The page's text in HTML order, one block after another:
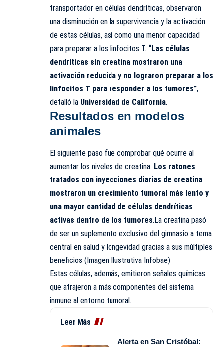
transportador en células dendríticas, observaron
una disminución en la supervivencia y la activación
de estas células, así como una menor capacidad
para preparar a los linfocitos T. “Las células
dendríticas sin creatina mostraron una
activación reducida y no lograron preparar a los
linfocitos T para responder a los tumores”,
detalló la Universidad de California.
Resultados en modelos
animales
El siguiente paso fue comprobar qué ocurre al
aumentar los niveles de creatina. Los ratones
tratados con inyecciones diarias de creatina
mostraron un crecimiento tumoral más lento y
una mayor cantidad de células dendríticas
activas dentro de los tumores.La creatina pasó
de ser un suplemento exclusivo del gimnasio a tema
central en salud y longevidad gracias a sus múltiples
beneficios (Imagen Ilustrativa Infobae)
Estas células, además, emitieron señales químicas
que atrajeron a más componentes del sistema
inmune al entorno tumoral.
Leer Más
Alerta en San Cristóbal: